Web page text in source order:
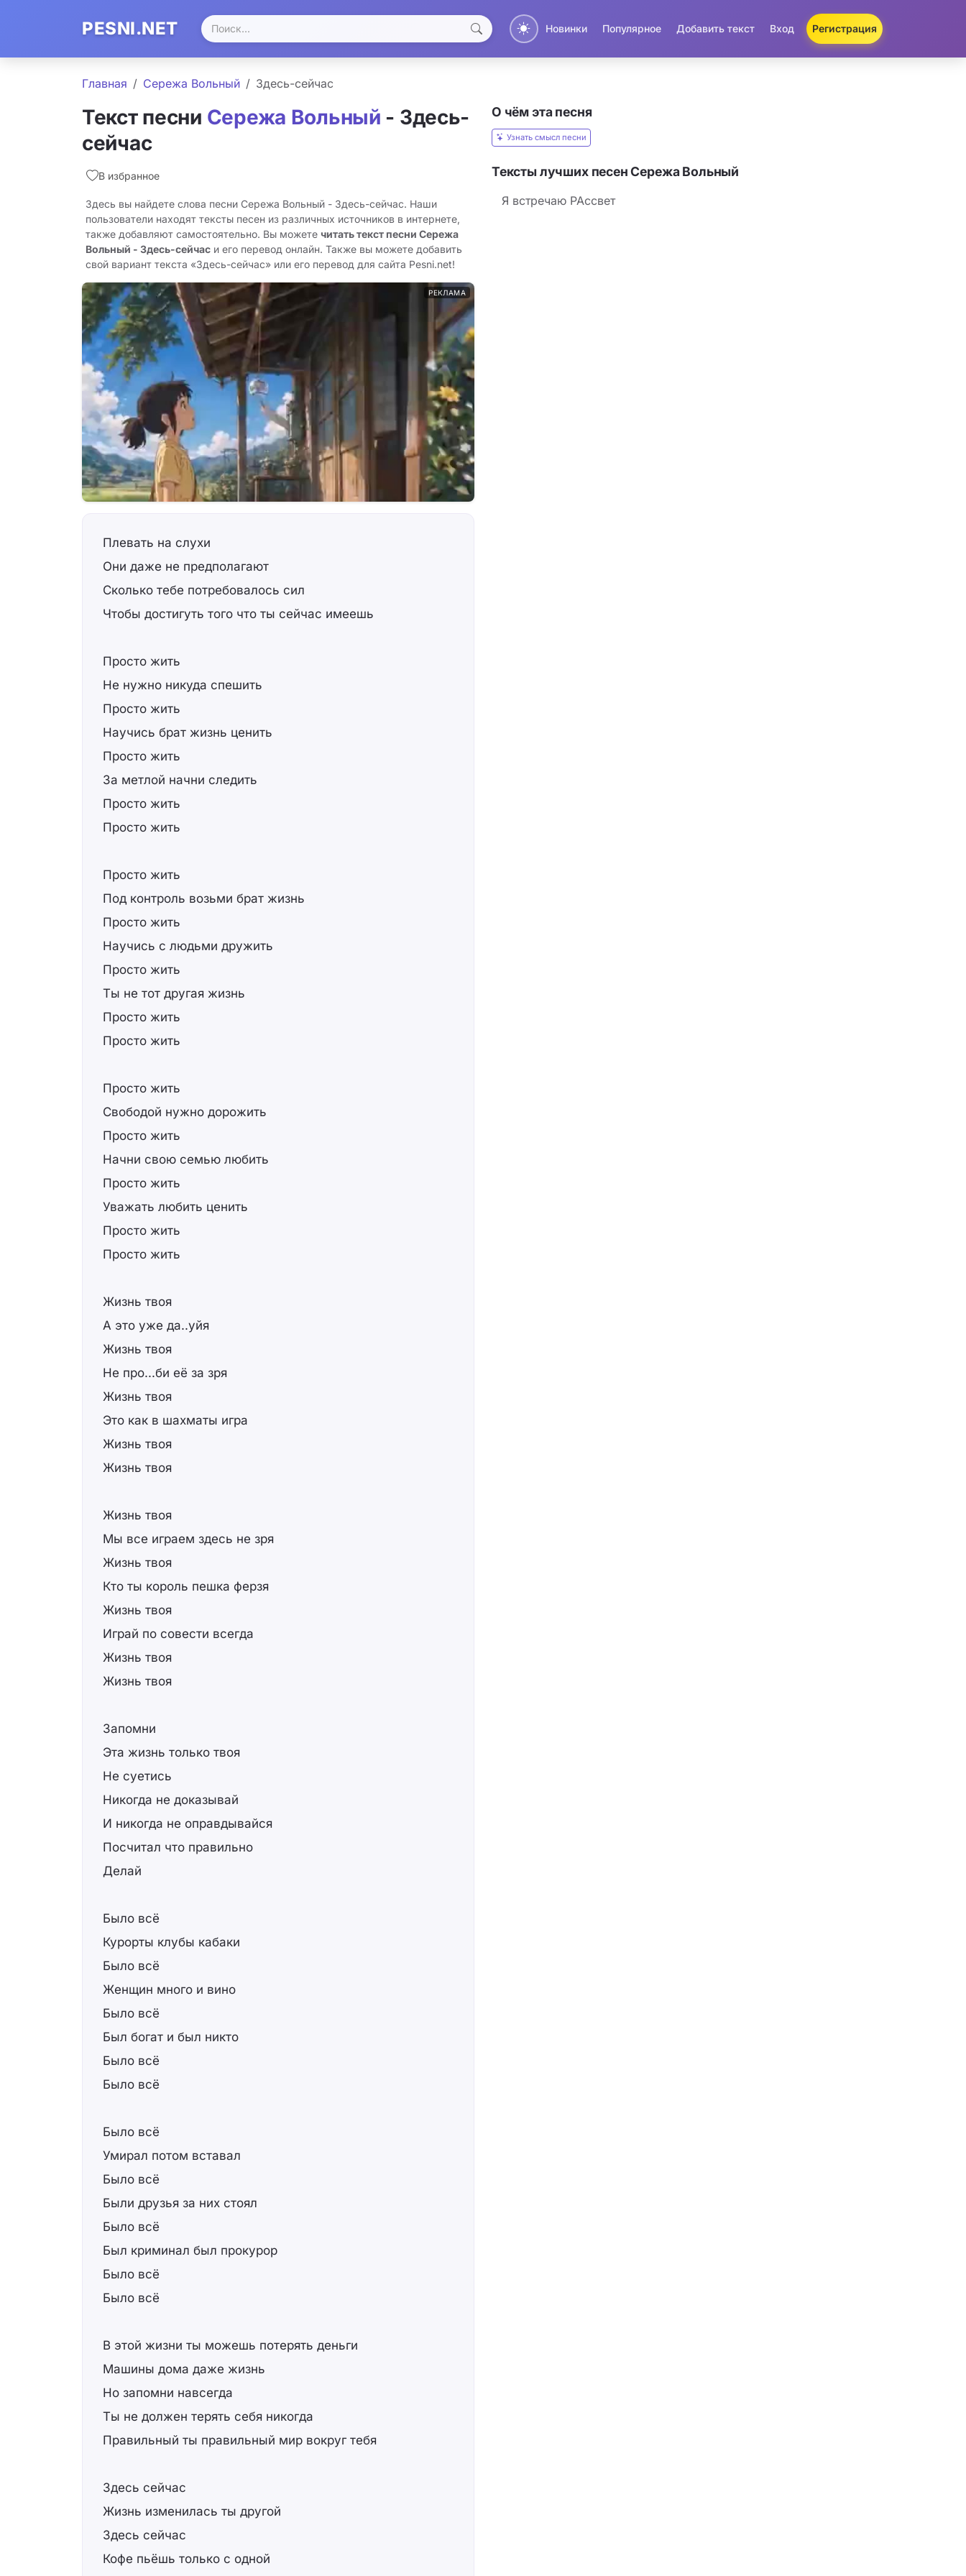
PESNI.NET Новинки Популярное Добавить текст Вход Регистрация
Главная Сережа Вольный Здесь-сейчас
Текст песни Сережа Вольный - Здесь-
сейчас
В избранное
Здесь вы найдете слова песни Сережа Вольный - Здесь-сейчас. Наши
пользователи находят тексты песен из различных источников в интернете,
также добавляют самостоятельно. Вы можете читать текст песни Сережа
Вольный - Здесь-сейчас и его перевод онлайн. Также вы можете добавить
свой вариант текста «Здесь-сейчас» или его перевод для сайта Pesni.net!
РЕКЛАМА
Плевать на слухи
Они даже не предполагают
Сколько тебе потребовалось сил
Чтобы достигуть того что ты сейчас имеешь
Просто жить
Не нужно никуда спешить
Просто жить
Научись брат жизнь ценить
Просто жить
За метлой начни следить
Просто жить
Просто жить
Просто жить
Под контроль возьми брат жизнь
Просто жить
Научись с людьми дружить
Просто жить
Ты не тот другая жизнь
Просто жить
Просто жить
Просто жить
Свободой нужно дорожить
Просто жить
Начни свою семью любить
Просто жить
Уважать любить ценить
Просто жить
Просто жить
Жизнь твоя
А это уже да..уйя
Жизнь твоя
Не про...би её за зря
Жизнь твоя
Это как в шахматы игра
Жизнь твоя
Жизнь твоя
Жизнь твоя
Мы все играем здесь не зря
Жизнь твоя
Кто ты король пешка ферзя
Жизнь твоя
Играй по совести всегда
Жизнь твоя
Жизнь твоя
Запомни
Эта жизнь только твоя
Не суетись
Никогда не доказывай
И никогда не оправдывайся
Посчитал что правильно
Делай
Было всё
Курорты клубы кабаки
Было всё
Женщин много и вино
Было всё
Был богат и был никто
Было всё
Было всё
Было всё
Умирал потом вставал
Было всё
Были друзья за них стоял
Было всё
Был криминал был прокурор
Было всё
Было всё
В этой жизни ты можешь потерять деньги
Машины дома даже жизнь
Но запомни навсегда
Ты не должен терять себя никогда
Правильный ты правильный мир вокруг тебя
Здесь сейчас
Жизнь изменилась ты другой
Здесь сейчас
Кофе пьёшь только с одной
О чём эта песня
Узнать смысл песни
Тексты лучших песен Сережа Вольный
Я встречаю РАссвет